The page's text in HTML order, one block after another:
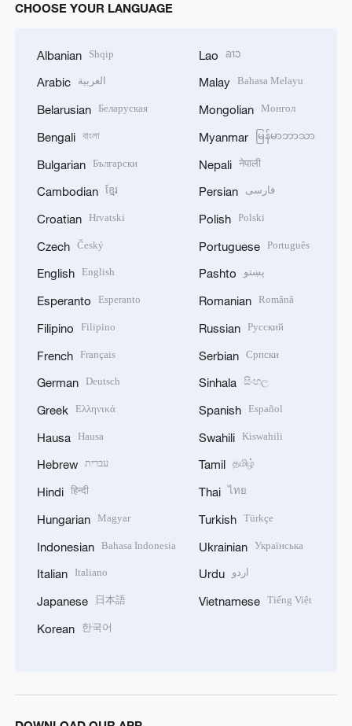
CHOOSE YOUR LANGUAGE
Albanian Shqip
Arabic العربية
Belarusian Беларуская
Bengali বাংলা
Bulgarian Български
Cambodian ខ្មែរ
Croatian Hrvatski
Czech Český
English English
Esperanto Esperanto
Filipino Filipino
French Français
German Deutsch
Greek Ελληνικά
Hausa Hausa
Hebrew עברית
Hindi हिन्दी
Hungarian Magyar
Indonesian Bahasa Indonesia
Italian Italiano
Japanese 日本語
Korean 한국어
Lao ລາວ
Malay Bahasa Melayu
Mongolian Монгол
Myanmar မြန်မာဘာသာ
Nepali नेपाली
Persian فارسی
Polish Polski
Portuguese Português
Pashto پښتو
Romanian Română
Russian Русский
Serbian Српски
Sinhala සිංහල
Spanish Español
Swahili Kiswahili
Tamil தமிழ்
Thai ไทย
Turkish Türkçe
Ukrainian Українська
Urdu اردو
Vietnamese Tiếng Việt